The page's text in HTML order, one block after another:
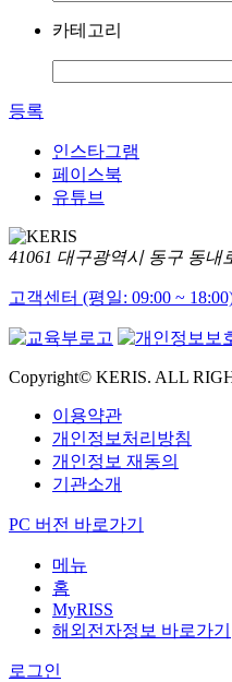
카테고리
등록
인스타그램
페이스북
유튜브
41061 대구광역시 동구 동내
고객센터 (평일: 09:00 ~
Copyright© KERIS. ALL
이용약관
개인정보처리방침
개인정보 재동의
기관소개
PC 버전 바로가기
메뉴
홈
MyRISS
해외전자정보 바로가기
로그인